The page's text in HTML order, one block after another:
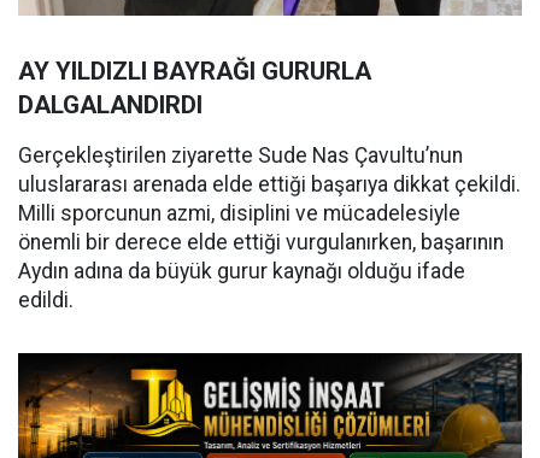
AY YILDIZLI BAYRAĞI GURURLA
DALGALANDIRDI
Gerçekleştirilen ziyarette Sude Nas Çavultu’nun
uluslararası arenada elde ettiği başarıya dikkat çekildi.
Milli sporcunun azmi, disiplini ve mücadelesiyle
önemli bir derece elde ettiği vurgulanırken, başarının
Aydın adına da büyük gurur kaynağı olduğu ifade
edildi.